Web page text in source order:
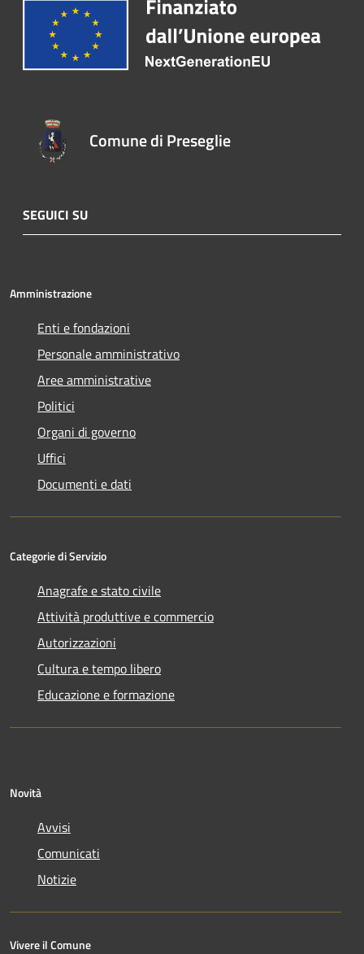
Comune di Preseglie
SEGUICI SU
Amministrazione
Enti e fondazioni
Personale amministrativo
Aree amministrative
Politici
Organi di governo
Uffici
Documenti e dati
Categorie di Servizio
Anagrafe e stato civile
Attività produttive e commercio
Autorizzazioni
Cultura e tempo libero
Educazione e formazione
Novità
Avvisi
Comunicati
Notizie
Vivere il Comune